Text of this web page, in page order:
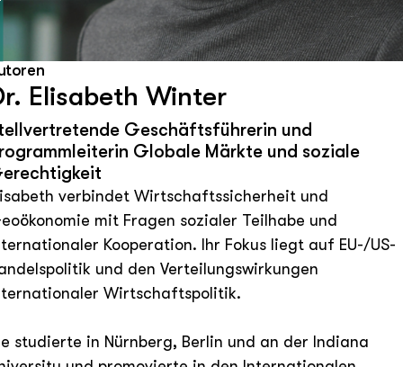
Elisabeth Winter
Geschäftsführerin und
Globale Märkte und soziale
verbindet Wirtschaftssicherheit und
mit Fragen sozialer Teilhabe und
Kooperation. Ihr Fokus liegt auf EU-/US-
und den Verteilungswirkungen
Wirtschaftspolitik.
studierte in Nürnberg, Berlin und an der Indiana